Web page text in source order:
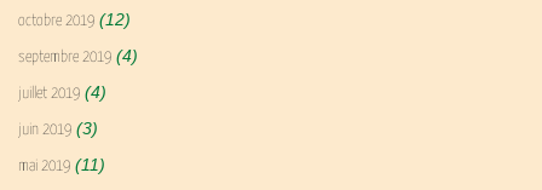
octobre 2019 (12)
septembre 2019 (4)
juillet 2019 (4)
juin 2019 (3)
mai 2019 (11)